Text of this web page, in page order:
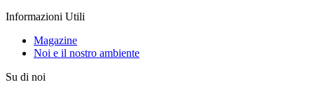
Informazioni Utili
Magazine
Noi e il nostro ambiente
Su di noi